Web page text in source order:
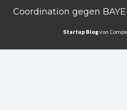
Coordination gegen
Startup Blogvon